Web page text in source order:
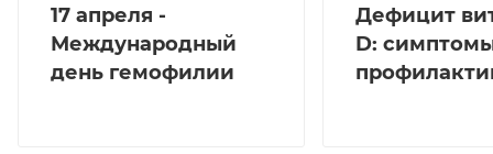
17 апреля -
Международный
день гемофилии
Дефицит
D: